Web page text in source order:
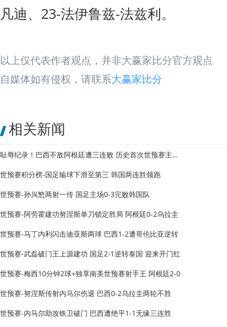
凡迪、23-法伊鲁兹-法兹利。
以上仅代表作者观点，并非大赢家比分官方观点
自媒体如有侵权，请联系大赢家比分
相关新闻
耻辱纪录！巴西不敌阿根廷遭三连败 历史首次世预赛主场输
世预赛积分榜-国足输球下滑至第三 韩国两连胜领跑
世预赛-孙兴慜两射一传 国足主场0-3完败韩国队
世预赛-阿劳霍建功努涅斯单刀锁定胜局 阿根廷0-2乌拉圭
世预赛-马丁内利闪击迪亚斯两球 巴西1-2遭哥伦比亚逆转
世预赛-武磊破门王上源建功 国足2-1逆转泰国 迎来开门红
世预赛-梅西10分钟2球+独享南美世预赛射手王 阿根廷2-0
世预赛-努涅斯传射内马尔伤退 巴西0-2乌拉圭两轮不胜
世预赛-内马尔助攻铁卫破门 巴西遭绝平1-1无缘三连胜